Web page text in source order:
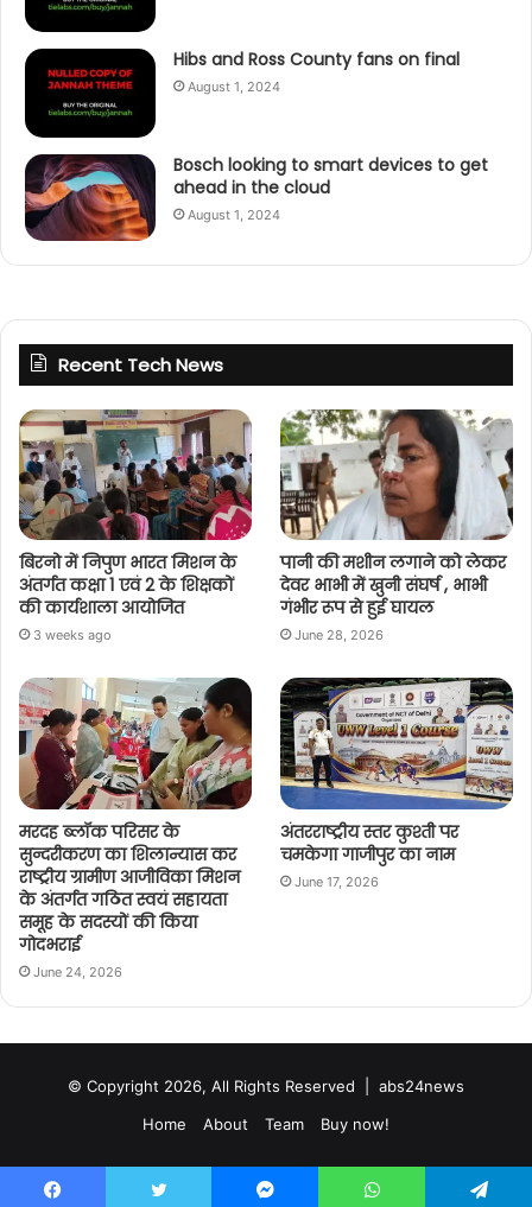
Hibs and Ross County fans on final
August 1, 2024
Bosch looking to smart devices to get
ahead in the cloud
August 1, 2024
Recent Tech News
बिरनो में निपुण भारत मिशन के
अंतर्गत कक्षा 1 एवं 2 के शिक्षकों
की कार्यशाला आयोजित
3 weeks ago
पानी की मशीन लगाने को लेकर
देवर भाभी में खुनी संघर्ष , भाभी
गंभीर रूप से हुई घायल
June 28, 2026
मरदह ब्लॉक परिसर के
सुन्दरीकरण का शिलान्यास कर
राष्ट्रीय ग्रामीण आजीविका मिशन
के अंतर्गत गठित स्वयं सहायता
समूह के सदस्यों की किया
गोदभराई
June 24, 2026
अंतरराष्ट्रीय स्तर कुश्ती पर
चमकेगा गाजीपुर का नाम
June 17, 2026
© Copyright 2026, All Rights Reserved | abs24news
Home
About Team Buy now!